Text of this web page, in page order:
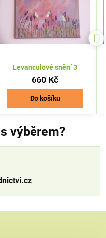
Levandulové snění 3
660 Kč
Do košíku
výběrem?